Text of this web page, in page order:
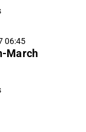
06:45
March